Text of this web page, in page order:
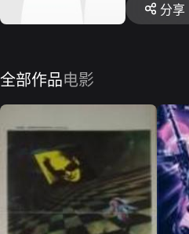
分享
全部作品电影